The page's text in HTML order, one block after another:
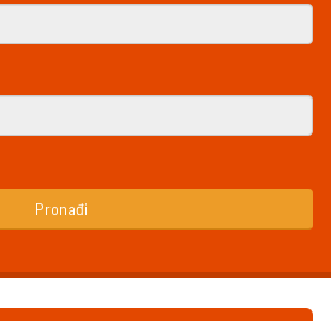
Pronađi